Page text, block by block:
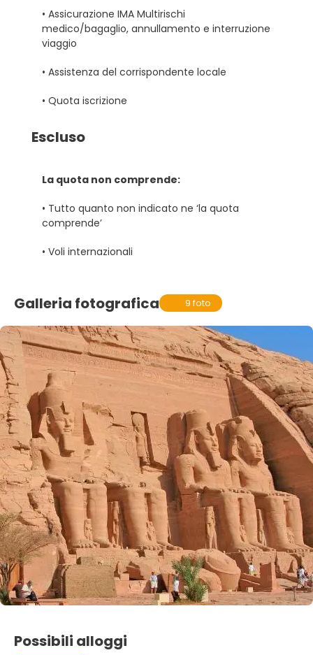
• Assicurazione IMA Multirischi
medico/bagaglio, annullamento e interruzione
viaggio
• Assistenza del corrispondente locale
• Quota iscrizione
Escluso
La quota non comprende:
• Tutto quanto non indicato ne ‘la quota
comprende’
• Voli internazionali
Galleria fotografica 9 foto
Possibili alloggi